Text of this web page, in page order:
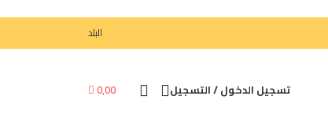
البلد
تسجيل الدخول / التسجيل 0,00